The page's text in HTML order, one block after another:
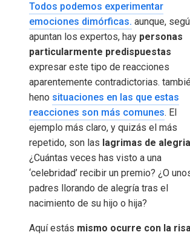
Todos podemos experimentar
emociones dimórficas. aunque,
apuntan los expertos, hay personas
particularmente predispuestas
expresar este tipo de reacciones
aparentemente contradictorias.
heno situaciones en las que estas
reacciones son más comunes. El
ejemplo más claro, y quizás el más
repetido, son las lagrimas de alegria
¿Cuántas veces has visto a una
‘celebridad’ recibir un premio? ¿O
padres llorando de alegría tras el
nacimiento de su hijo o hija?
Aquí estás mismo ocurre con la